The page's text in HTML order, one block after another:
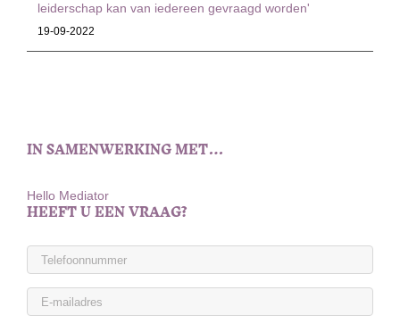
leiderschap kan van iedereen gevraagd worden'
19-09-2022
IN SAMENWERKING MET…
Hello Mediator
HEEFT U EEN VRAAG?